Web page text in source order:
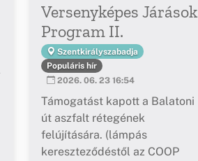
Versenyképes Járások
Program II.
Szentkirályszabadja
Populáris hír
2026. 06. 23 16:54
Támogatást kapott a Balatoni
út aszfalt rétegének
felújítására. (lámpás
kereszteződéstől az COOP